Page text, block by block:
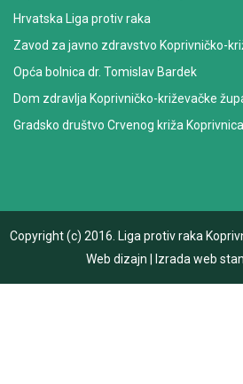
Hrvatska Liga protiv raka
Zavod za javno zdravstvo Koprivničko-
Opća bolnica dr. Tomislav Bardek
Dom zdravlja Koprivničko-križevačke
Gradsko društvo Crvenog križa Koprivnica
Copyright (c) 2016. Liga protiv raka
Web dizajn
Izrada web